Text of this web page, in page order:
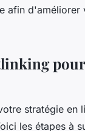
afin d'améliorer
stratégie en
les étapes à